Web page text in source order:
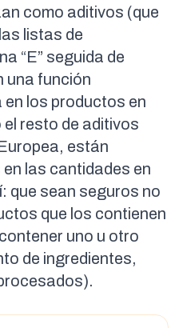
como aditivos (que
listas de
“E” seguida de
una función
los productos en
el resto de aditivos
están
las cantidades en
que sean seguros no
que los contienen
uno u otro
de ingredientes,